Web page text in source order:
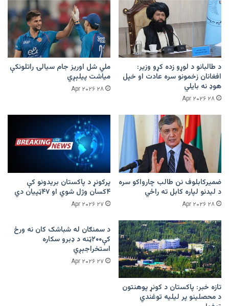
د طالبانو د لوړو زده کړو وزیر:
افغانان زخمونو سره عادت او خپل
هوډ نه بایلي
۲۸ Apr ۲۰۲۶
ملي شل اوریز جام سیالۍ راتلونکې
میاشت پیلېږي
۲۸ Apr ۲۰۲۶
ضمیرکابلوف نن طالب چارواکو سره
د لیدنو لپاره کابل ته راځي
۲۸ Apr ۲۰۲۶
پرکونړ د پاکستان بریدونو کې
۴کسان وژل شوي او ۴۷ټپیان دي
۲۷ Apr ۲۰۲۶
تازه خبر: پاکستان د کونړ پوهنتون
د محصلینو پر لیلیه توغندي
د سمنګان له شباشک کان نه ورځ
کې۲۰۰ټنه د ډبرو سکاره
استخراجېږي
۲۷ Apr ۲۰۲۶